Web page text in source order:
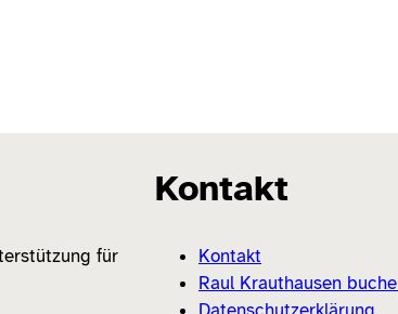
für
Kontakt
Kontakt
Raul Krauthausen